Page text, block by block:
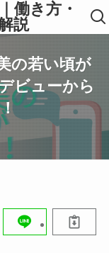
働き方・
説
の若い頃が
ビューから